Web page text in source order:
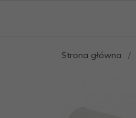
Strona główna